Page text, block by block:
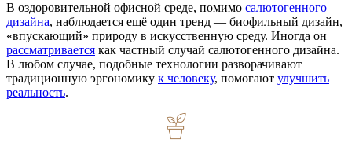
В оздоровительной офисной среде, помимо салютогенного
дизайна, наблюдается ещё один тренд — биофильный дизайн,
«впускающий» природу в искусственную среду. Иногда он
рассматривается как частный случай салютогенного дизайна.
В любом случае, подобные технологии разворачивают
традиционную эргономику к человеку, помогают улучшить
реальность.